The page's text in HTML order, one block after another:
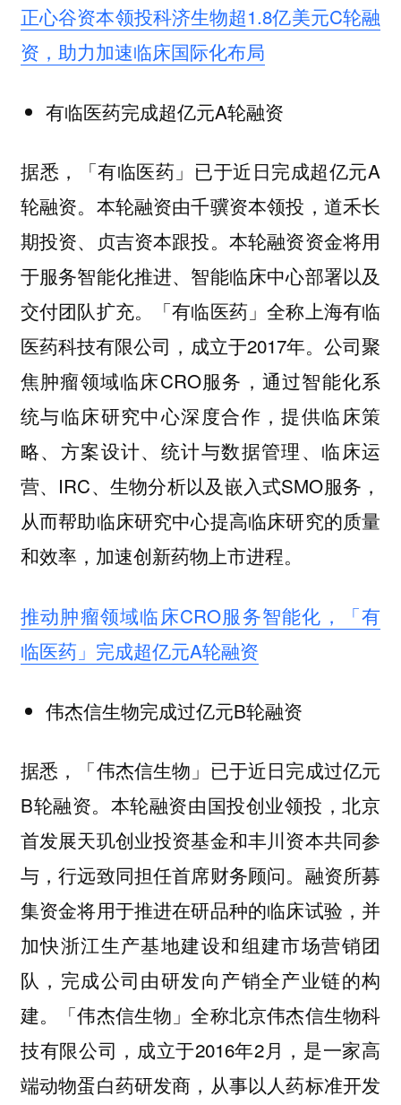
正心谷资本领投科济生物超1.8亿美元C轮融
资，助力加速临床国际化布局
有临医药完成超亿元A轮融资
据悉，「有临医药」已于近日完成超亿元A
轮融资。本轮融资由千骥资本领投，道禾长
期投资、贞吉资本跟投。本轮融资资金将用
于服务智能化推进、智能临床中心部署以及
交付团队扩充。「有临医药」全称上海有临
医药科技有限公司，成立于2017年。公司聚
焦肿瘤领域临床CRO服务，通过智能化系
统与临床研究中心深度合作，提供临床策
略、方案设计、统计与数据管理、临床运
营、IRC、生物分析以及嵌入式SMO服务，
从而帮助临床研究中心提高临床研究的质量
和效率，加速创新药物上市进程。
推动肿瘤领域临床CRO服务智能化，「有
临医药」完成超亿元A轮融资
伟杰信生物完成过亿元B轮融资
据悉，「伟杰信生物」已于近日完成过亿元
B轮融资。本轮融资由国投创业领投，北京
首发展天玑创业投资基金和丰川资本共同参
与，行远致同担任首席财务顾问。融资所募
集资金将用于推进在研品种的临床试验，并
加快浙江生产基地建设和组建市场营销团
队，完成公司由研发向产销全产业链的构
建。「伟杰信生物」全称北京伟杰信生物科
技有限公司，成立于2016年2月，是一家高
端动物蛋白药研发商，从事以人药标准开发